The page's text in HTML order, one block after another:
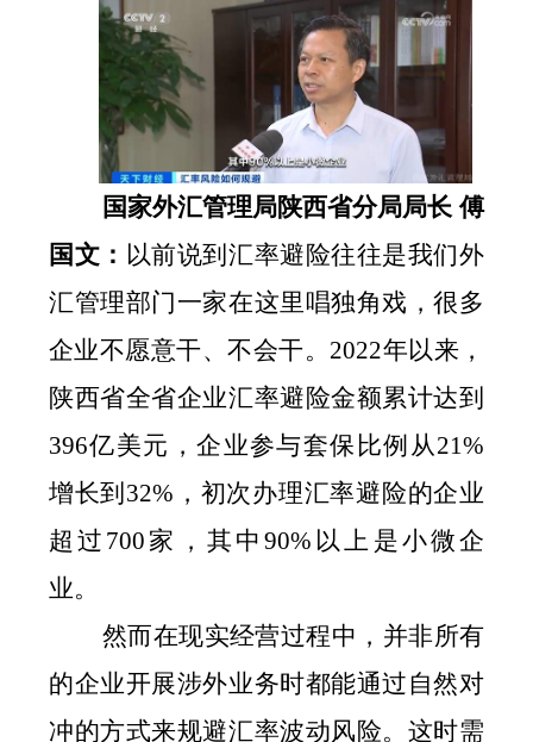
国家外汇管理局陕西省分局局长 傅
国文： 以前说到汇率避险往往是我们外
汇管理部门一家在这里唱独角戏，很多
企业不愿意干、不会干。 2022年以来，
陕西省全省企业汇率避险金额累计达到
396亿美元，企业参与套保比例从21%
增长到 32% ，初次办理汇率避险的企业
超过 700 家，其中90% 以上是小微企
业。
然而在现实经营过程中，并非所有
的企业开展涉外业务时都能通过自然对
冲的方式来规避汇率波动风险。这时需